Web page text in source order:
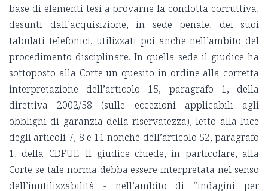
base di elementi tesi a provarne la condotta corruttiva,
desunti dall’acquisizione, in sede penale, dei suoi
tabulati telefonici, utilizzati poi anche nell’ambito del
procedimento disciplinare. In quella sede il giudice ha
sottoposto alla Corte un quesito in ordine alla corretta
interpretazione dell’articolo 15, paragrafo 1, della
direttiva 2002/58 (sulle eccezioni applicabili agli
obblighi di garanzia della riservatezza), letto alla luce
degli articoli 7, 8 e 11 nonché dell’articolo 52, paragrafo
1, della CDFUE. Il giudice chiede, in particolare, alla
Corte se tale norma debba essere interpretata nel senso
dell’inutilizzabilità - nell’ambito di “indagini per